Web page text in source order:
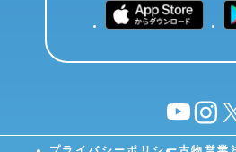
YouTubeinstagram
X